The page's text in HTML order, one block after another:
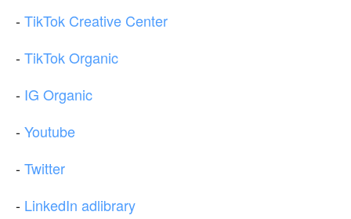
-TikTok Creative Center
-TikTok Organic
- IG Organic
-Youtube
-Twitter
- LinkedIn adlibrary